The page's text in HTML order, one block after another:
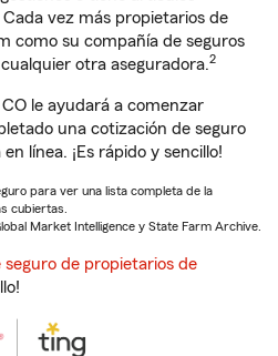
vez más propietarios de
como su compañía de seguros
otra aseguradora.2
le ayudará a comenzar
una cotización de seguro
línea. ¡Es rápido y sencillo!
para ver una lista completa de la
cubiertas.
Market Intelligence y State Farm Archive.
de propietarios de